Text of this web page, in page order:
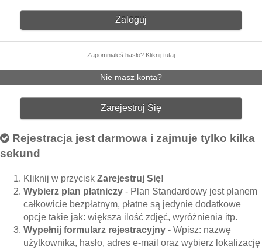
Zapomniałeś hasło? Kliknij tutaj
Nie masz konta?
Zarejestruj Się
Rejestracja jest darmowa i zajmuje tylko kilka
sekund
Kliknij w przycisk Zarejestruj Się!
Wybierz plan płatniczy - Plan Standardowy jest planem
całkowicie bezpłatnym, płatne są jedynie dodatkowe
opcje takie jak: większa ilość zdjęć, wyróżnienia itp.
Wypełnij formularz rejestracyjny - Wpisz: nazwę
użytkownika, hasło, adres e-mail oraz wybierz lokalizację